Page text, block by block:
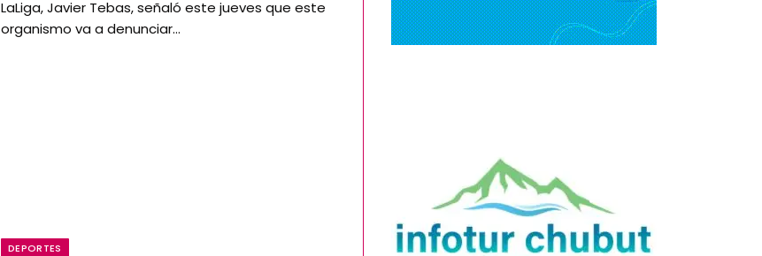
LaLiga, Javier Tebas, señaló este jueves que este
organismo va a denunciar…
DEPORTES